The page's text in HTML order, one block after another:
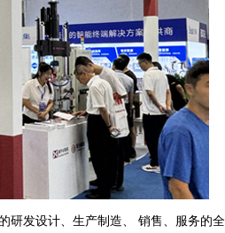
发设计、生产制造、 销售、服务的